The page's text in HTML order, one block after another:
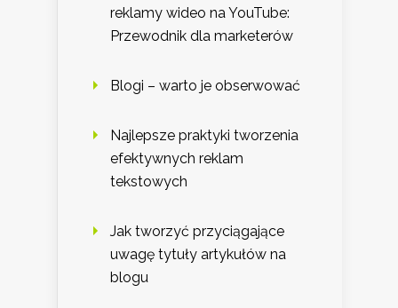
reklamy wideo na YouTube:
Przewodnik dla marketerów
Blogi – warto je obserwować
Najlepsze praktyki tworzenia
efektywnych reklam
tekstowych
Jak tworzyć przyciągające
uwagę tytuły artykułów na
blogu